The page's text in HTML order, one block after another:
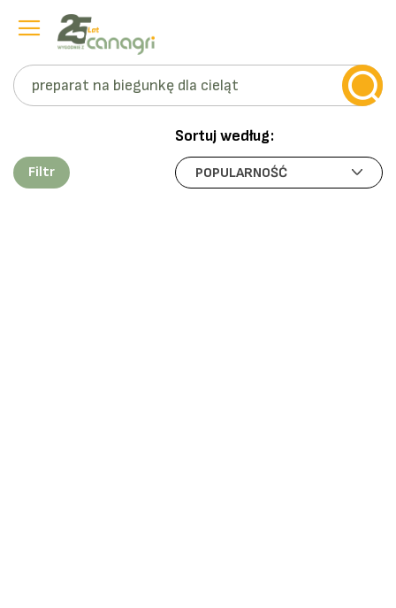
Szukaj
do
treści
Filtr
Sortuj według: